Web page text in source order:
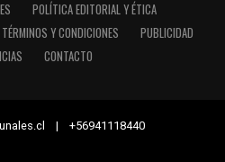
POLÍTICA EDITORIAL Y ÉTICA
TÉRMINOS Y CONDICIONES
PUBLICIDAD
CONTACTO
| +56941118440